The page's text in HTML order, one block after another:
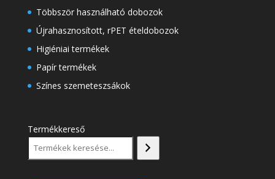
Többször használható dobozok
Újrahasznosított, rPET ételdobozok
Higiéniai termékek
Papír termékek
Színes szemeteszsákok
Termékkereső